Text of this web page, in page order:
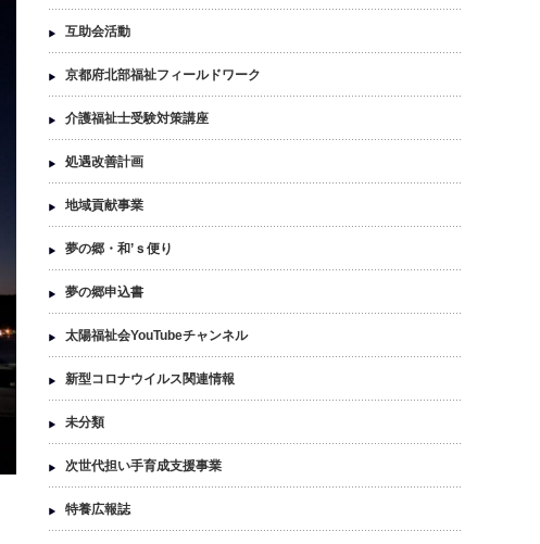
互助会活動
京都府北部福祉フィールドワーク
介護福祉士受験対策講座
処遇改善計画
地域貢献事業
夢の郷・和’ｓ便り
夢の郷申込書
太陽福祉会YouTubeチャンネル
新型コロナウイルス関連情報
未分類
次世代担い手育成支援事業
特養広報誌